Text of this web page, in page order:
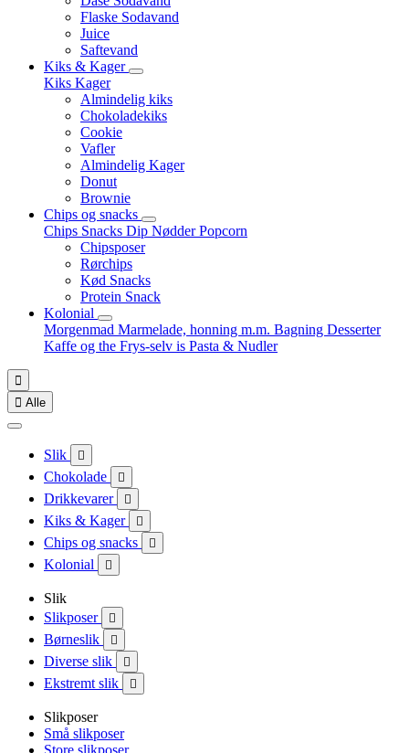
Flaske Sodavand
Juice
Saftevand
Kiks & Kager
Kiks Kager
Almindelig kiks
Chokoladekiks
Cookie
Vafler
Almindelig Kager
Donut
Brownie
Chips og snacks
Chips Snacks Dip NødderPopcorn
Chipsposer
Rørchips
Kød Snacks
Protein Snack
Kolonial
Morgenmad Marmelade, honning m.m. Bagning Desserter
Kaffe og the Frys-selv is Pasta & Nudler

 Alle
Slik 
Chokolade 
Drikkevarer 
Kiks & Kager 
Chips og snacks 
Kolonial 
Slik
Slikposer

Børneslik 
Diverse slik 
Ekstremt slik 
Slikposer
Små slikposer
Store slikposer